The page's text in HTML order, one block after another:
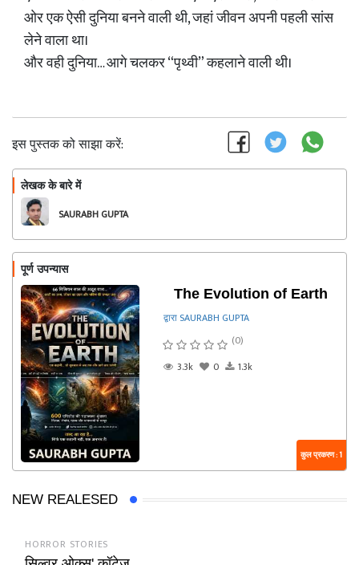
ओर एक ऐसी दुनिया बनने वाली थी, जहां जीवन अपनी पहली सांस
लेने वाला था।
और वही दुनिया… आगे चलकर “पृथ्वी” कहलाने वाली थी।
इस पुस्तक को साझा करें:
लेखक के बारे में
SAURABH GUPTA
पूर्ण उपन्यास
The Evolution of Earth
द्वारा SAURABH GUPTA
(0)
3.3k
0 1.3k
कुल प्रकरण : 1
NEW REALESED
HORROR STORIES